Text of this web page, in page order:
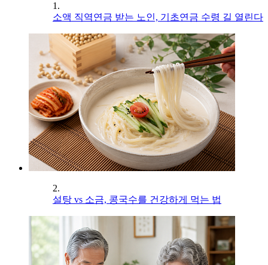
1.
소액 직역연금 받는 노인, 기초연금 수령 길 열린다
2.
설탕 vs 소금, 콩국수를 건강하게 먹는 법